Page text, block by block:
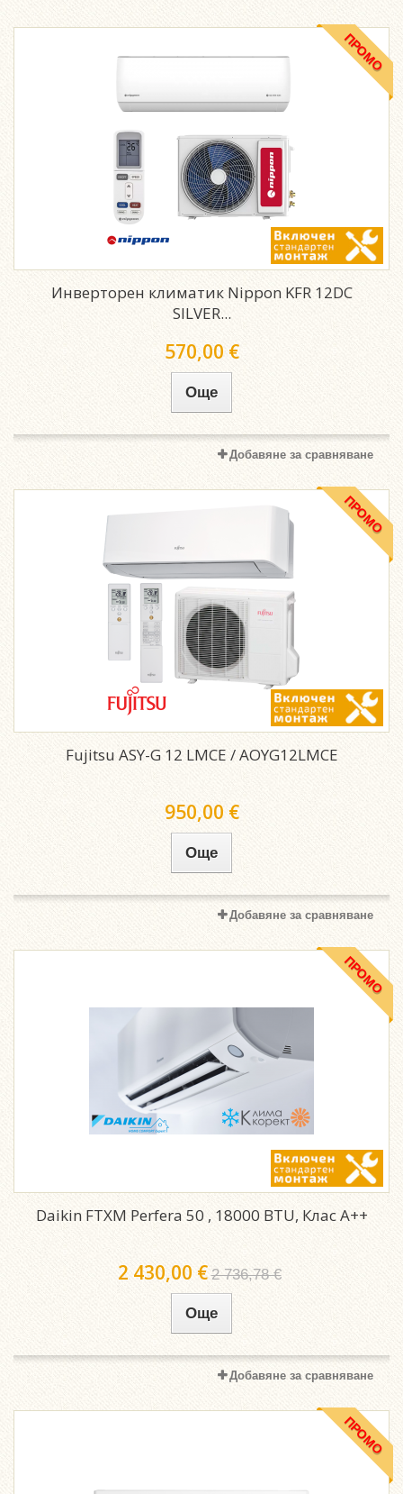
ПРОМО
Инверторен климатик Nippon KFR 12DC
SILVER...
570,00 €
Още
Добавяне за сравняване
ПРОМО
Fujitsu ASY-G 12 LMCE / AOYG12LMCE
950,00 €
Още
Добавяне за сравняване
ПРОМО
Daikin FTXM Perfera 50 , 18000 BTU, Клас A++
2 430,00 € 2 736,78 €
Още
Добавяне за сравняване
ПРОМО